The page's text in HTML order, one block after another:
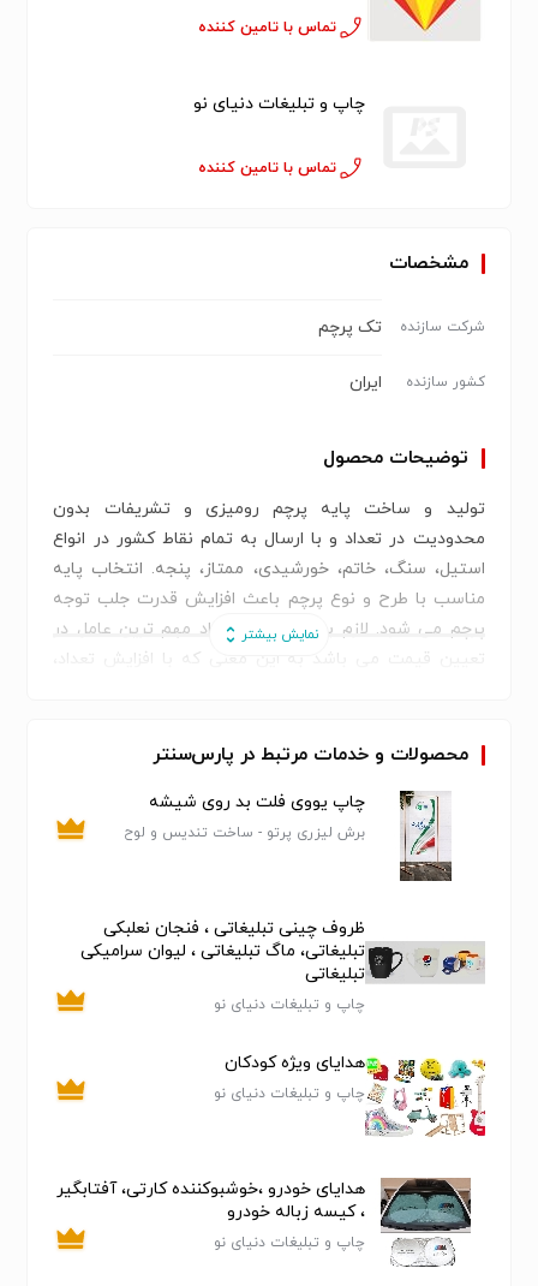
تماس با تامین کننده
چاپ و تبلیغات دنیای نو
تماس با تامین کننده
مشخصات
شرکت سازنده تک پرچم
کشور سازنده ایران
توضیحات محصول
تولید و ساخت پایه پرچم رومیزی و تشریفات بدون
محدودیت در تعداد و با ارسال به تمام نقاط کشور در انواع
استیل، سنگ، خاتم، خورشیدی، ممتاز، پنجه. انتخاب پایه
مناسب با طرح و نوع پرچم باعث افزایش قدرت جلب توجه
پرچم می شود. لازم به ذکر است تعداد مهم ترین عامل در
تعیین قیمت می باشد به این معنی که با افزایش تعداد،
بصورت حضوری، ...
محصولات و خدمات مرتبط در پارس‌سنتر
چاپ یووی فلت بد روی شیشه
برش لیزری پرتو - ساخت تندیس و لوح
ظروف چینی تبلیغاتی ، فنجان نعلبکی
تبلیغاتی، ماگ تبلیغاتی ، لیوان سرامیکی
تبلیغاتی
چاپ و تبلیغات دنیای نو
هدایای ویژه کودکان
چاپ و تبلیغات دنیای نو
هدایای خودرو ،خوشبوکننده کارتی، آفتابگیر
، کیسه زباله خودرو
چاپ و تبلیغات دنیای نو